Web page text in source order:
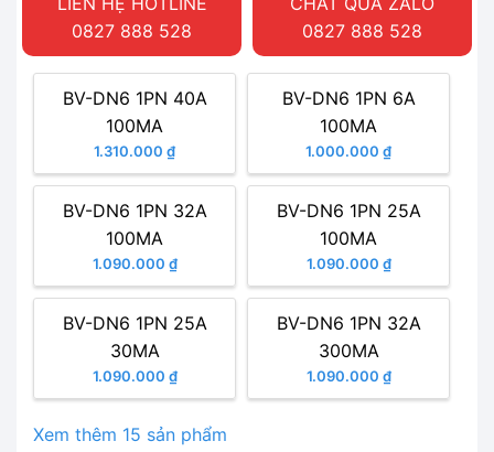
0827 888 528
0827 888 528
BV-DN6 1PN 40A
100MA
1.310.000 ₫
BV-DN6 1PN 6A
100MA
1.000.000 ₫
BV-DN6 1PN 32A
100MA
1.090.000 ₫
BV-DN6 1PN 25A
100MA
1.090.000 ₫
BV-DN6 1PN 25A
30MA
1.090.000 ₫
BV-DN6 1PN 32A
300MA
1.090.000 ₫
Xem thêm 15 sản phẩm